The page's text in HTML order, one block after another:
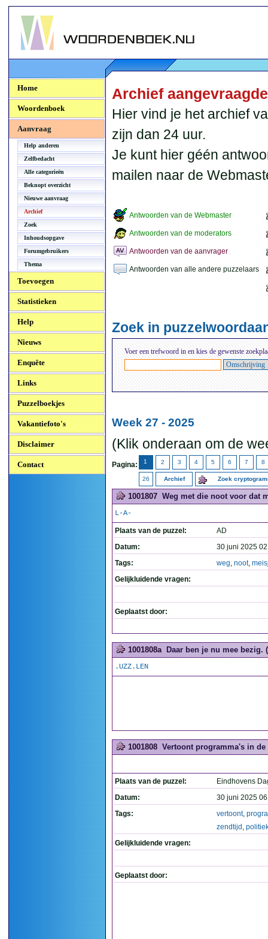
Woordenboek.NU
Home
Woordenboek
Aanvraag
Help anderen
Zelfbedacht
Alle categorieën
Beknopt overzicht
Nieuwe aanvraag
Archief
Zoek
Inhoudsopgave
Forumgebruikers
Thema
Toevoegen
Statistieken
Help
Nieuws
Enquête
Links
Puzzelboekjes
Vakantiefoto's
Disclaimer
Contact
Archief
Hier vind je het archief
zijn dan 24 uur.
Je kunt hier géén
mailen naar de
Antwoorden van de Webmaster
Antwoorden van de moderators
Antwoorden van de aanvrager
Antwoorden van alle andere puzzelaars
Zoek in
Voer een trefwoord in en kies de gewenste
Week 27 - 2025
(Klik onderaan om de
Pagina: 1 2 3 4 5 6 7 8
26 Archief Zoek
1001807 Weg met die noot voor dat
L-A-
Plaats van de puzzel:
AD
Datum:
30 juni 2025
Tags:
weg, noot,
Gelijkluidende vragen:
Geplaatst door:
1001808a Daar ben je nu mee bezig.
.UZZ.LEN
1001808 Vertoont programma's in
Plaats van de puzzel:
Eindhovens
Datum:
30 juni 2025
Tags:
vertoont,
zendtijd ,
Gelijkluidende vragen:
Geplaatst door: